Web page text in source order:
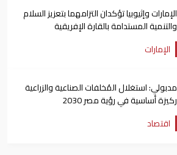
الإمارات وإثيوبيا تؤكدان التزامهما بتعزيز السلام
والتنمية المستدامة بالقارة الإفريقية
الإمارات
مدبولي: استغلال المُخلفات الصناعية والزراعية
ركيزة أساسية في رؤية مصر 2030
اقتصاد